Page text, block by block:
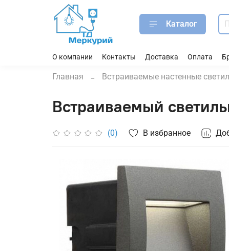
Каталог
О компании Контакты Доставка Оплата
Главная Встраиваемые настенные
Встраиваемый
(0) В избранное